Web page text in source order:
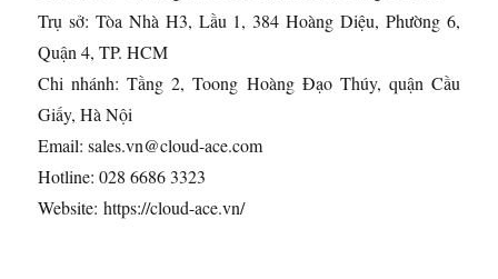
Trụ sở: Tòa Nhà H3, Lầu 1, 384 Hoàng Diệu, Phường 6,
Quận 4, TP. HCM
Chi nhánh: Tầng 2, Toong Hoàng Đạo Thúy, quận Cầu
Giấy, Hà Nội
Email: sales.vn@cloud-ace.com
Hotline: 028 6686 3323
Website: https://cloud-ace.vn/